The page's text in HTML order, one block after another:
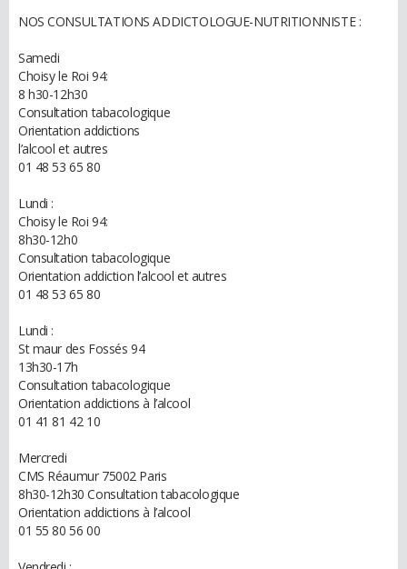
NOS CONSULTATIONS ADDICTOLOGUE-NUTRITIONNISTE :
Samedi
Choisy le Roi 94:
8 h30-12h30
Consultation tabacologique
Orientation addictions
l’alcool et autres
01 48 53 65 80
Lundi :
Choisy le Roi 94:
8h30-12h0
Consultation tabacologique
Orientation addiction l’alcool et autres
01 48 53 65 80
Lundi :
St maur des Fossés 94
13h30-17h
Consultation tabacologique
Orientation addictions à l’alcool
01 41 81 42 10
Mercredi
CMS Réaumur 75002 Paris
8h30-12h30 Consultation tabacologique
Orientation addictions à l’alcool
01 55 80 56 00